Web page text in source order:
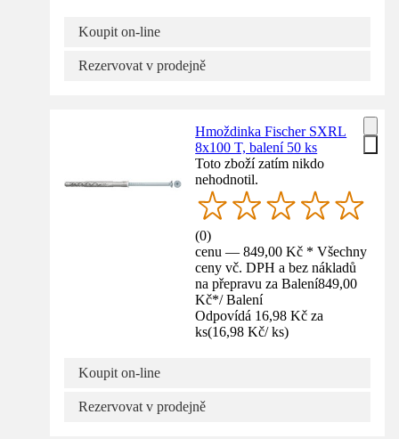
Koupit on-line
Rezervovat v prodejně
Hmoždinka Fischer SXRL
8x100 T, balení 50 ks
Toto zboží zatím nikdo
nehodnotil.
(0)
cenu — 849,00 Kč * Všechny
ceny vč. DPH a bez nákladů
na přepravu za Balení849,00
Kč*/ Balení
Odpovídá 16,98 Kč za
ks(16,98 Kč/ ks)
Koupit on-line
Rezervovat v prodejně